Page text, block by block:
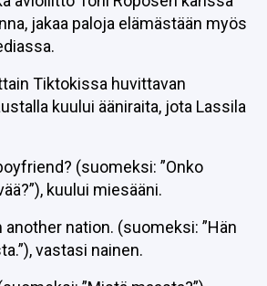
jakaa paloja elämästään myös
Tiktokissa huvittavan
kuului ääniraita, jota Lassila
(suomeksi: ”Onko
kuului miesääni.
nation. (suomeksi: ”Hän
vastasi nainen.